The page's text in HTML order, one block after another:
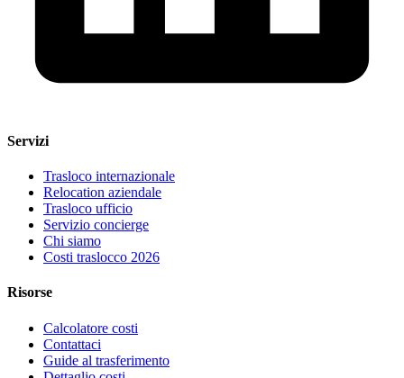
Servizi
Trasloco internazionale
Relocation aziendale
Trasloco ufficio
Servizio concierge
Chi siamo
Costi traslocco 2026
Risorse
Calcolatore costi
Contattaci
Guide al trasferimento